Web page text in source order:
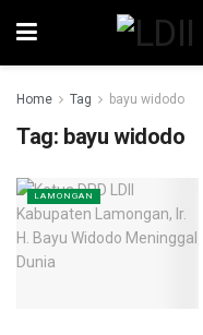
Home Tag bayu widodo
Tag: bayu widodo
LAMONGAN